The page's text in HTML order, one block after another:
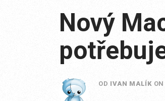
Nový
OD IVAN MALÍK ON